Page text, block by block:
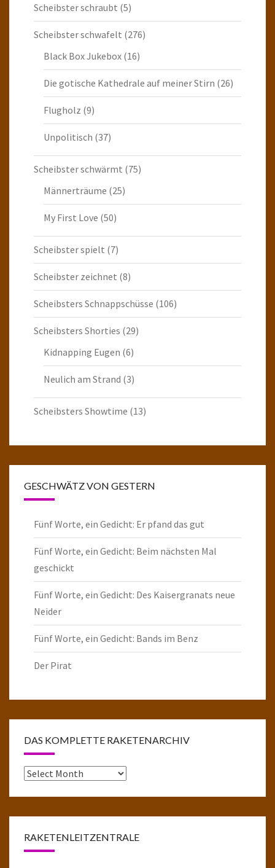
Scheibster schraubt (5)
Scheibster schwafelt (276)
Black Box Jukebox (16)
Die gotische Kathedrale auf meiner Stirn (26)
Flugholz (9)
Unpolitisch (37)
Scheibster schwärmt (75)
Männerträume (25)
My First Love (50)
Scheibster spielt (7)
Scheibster zeichnet (8)
Scheibsters Schnappschüsse (106)
Scheibsters Shorties (29)
Kidnapping Eugen (6)
Neulich am Strand (3)
Scheibsters Showtime (13)
GESCHWÄTZ VON GESTERN
Fünf Worte, ein Gedicht: Er pfand das gut
Fünf Worte, ein Gedicht: Beim nächsten Mal
geschickt
Fünf Worte, ein Gedicht: Des Kaisergranats neue
Neider
Fünf Worte, ein Gedicht: Bands im Benz
Der Pirat
DAS KOMPLETTE RAKETENARCHIV
Das
RAKETENLEITZENTRALE